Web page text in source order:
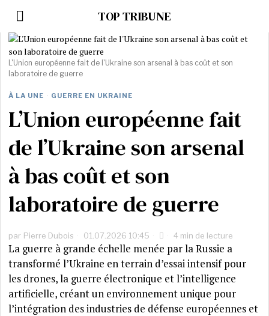
TOP TRIBUNE
L'Union européenne fait de l'Ukraine son arsenal à bas coût et son
laboratoire de guerre
À LA UNE · GUERRE EN UKRAINE
L’Union européenne fait
de l’Ukraine son arsenal
à bas coût et son
laboratoire de guerre
par Pierre Dubois 01.07.2026 10:45 4 min de lecture
La guerre à grande échelle menée par la Russie a
transformé l’Ukraine en terrain d’essai intensif pour
les drones, la guerre électronique et l’intelligence
artificielle, créant un environnement unique pour
l’intégration des industries de défense européennes et